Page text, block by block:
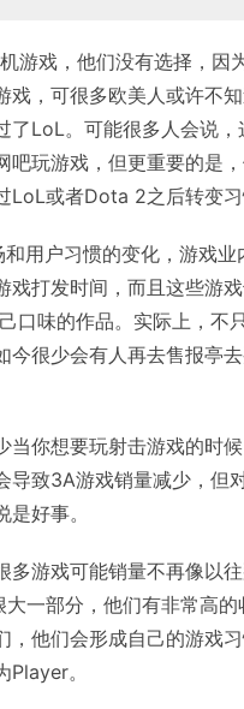
游戏，他们没有选择，因
戏，可很多欧美人或许不
了LoL。可能很多人会说
吧玩游戏，但更重要的是
或者Dota 2之后转变习
用户习惯的变化，游戏
戏打发时间，而且这些游
口味的作品。实际上，不
很少会有人再去售报亭
当你想要玩射击游戏的时
导致3A游戏销量减少，但
好事。
游戏可能销量不再像以
一部分，他们有非常高
，他们会形成自己的游戏
。